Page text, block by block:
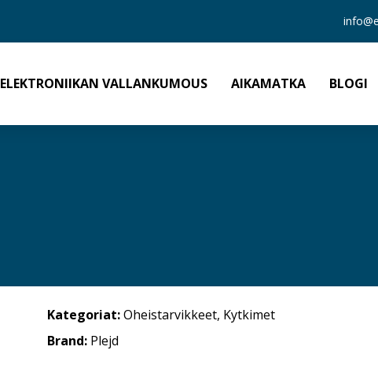
ELEKTRONIIKAN VALLANKUMOUS AIKAMATKA BLOGI
Kategoriat:Oheistarvikkeet, Kytkimet
Brand: Plejd